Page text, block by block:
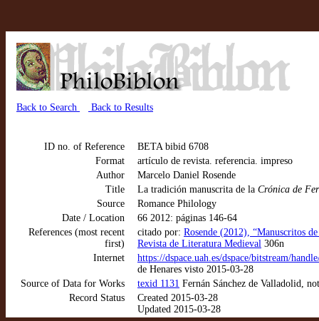
Back to Search Back to Results
ID no. of Reference
BETA bibid 6708
Format
artículo de revista. referencia. impreso
Author
Marcelo Daniel Rosende
Title
La tradición manuscrita de la Crónica de
Source
Romance Philology
Date / Location
66 2012: páginas 146-64
References (most recent
first)
citado por: Rosende (2012), “Manuscritos
Revista de Literatura Medieval 306n
Internet
https://dspace.uah.es/dspace/bitstream/
de Henares visto 2015-03-28
Source of Data for Works
texid 1131 Fernán Sánchez de Valladolid,
Record Status
Created 2015-03-28
Updated 2015-03-28